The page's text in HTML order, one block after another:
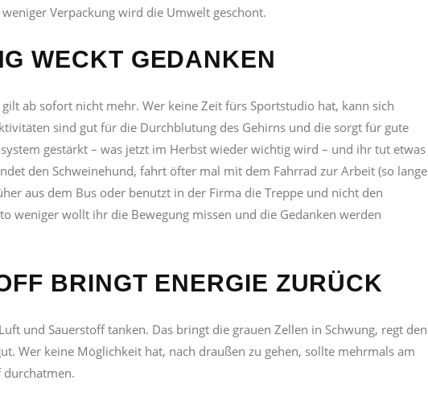
Verpackung wird die Umwelt geschont.
WECKT GEDANKEN
ab sofort nicht mehr. Wer keine Zeit fürs Sportstudio hat, kann sich
sind gut für die Durchblutung des Gehirns und die sorgt für gute
gestärkt – was jetzt im Herbst wieder wichtig wird – und ihr tut etwas
den Schweinehund, fahrt öfter mal mit dem Fahrrad zur Arbeit (so lange
aus dem Bus oder benutzt in der Firma die Treppe und nicht den
weniger wollt ihr die Bewegung missen und die Gedanken werden
BRINGT ENERGIE ZURÜCK
und Sauerstoff tanken. Das bringt die grauen Zellen in Schwung, regt den
Wer keine Möglichkeit hat, nach draußen zu gehen, sollte mehrmals am
durchatmen.